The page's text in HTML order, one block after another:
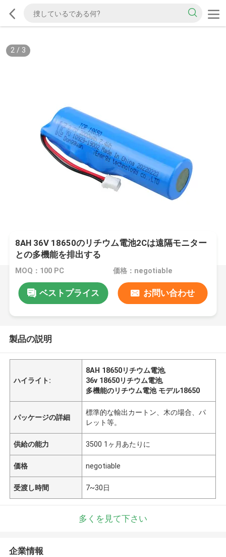
2/ 3
8AH 36V 18650のリチウム電池2Cは遠隔モニター
との多機能を排出する
MOQ：100 PC 価格：negotiable
ベストプライス お問い合わせ
製品の説明
ハイライト:
8AH 18650リチウム電池,
36v 18650リチウム電池,
多機能のリチウム電池 モデル18650
パッケージの詳細
標準的な輸出カートン、木の場合、パ
レット等。
供給の能力 3500 1ヶ月あたりに
価格 negotiable
受渡し時間 7~30日
多くを見て下さい
企業情報